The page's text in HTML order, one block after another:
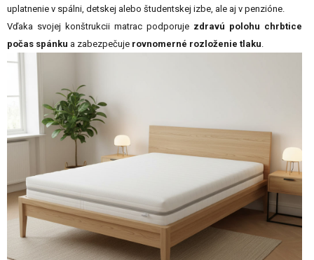
uplatnenie v spálni, detskej alebo študentskej izbe, ale aj v penzióne.
Vďaka svojej konštrukcii matrac podporuje zdravú polohu chrbtice
počas spánku a zabezpečuje rovnomerné rozloženie tlaku.